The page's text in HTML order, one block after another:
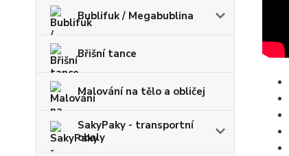
Bublifuk / Megabublina
Břišní tance
Malování na tělo a obličej
SakyPaky - transportní
obaly